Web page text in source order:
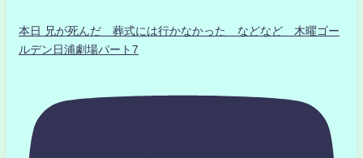
本日 兄が死んだ 葬式には行かなかった などなど 木曜ゴー
ルデン日浦劇場パート7